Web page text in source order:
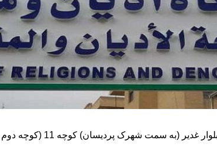
دانشکده ادیان به محل